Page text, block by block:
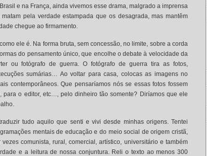
e na França, ainda vivemos esse drama, malgrado a imprensa
pela verdade estampada que os desagrada, mas mantêm
chegue ao firmamento.
ele é. Na forma bruta, sem concessão, no limite, sobre a corda
do pensamento único, que encolhe o debate à velocidade da
ou fotógrafo de guerra. O fotógrafo de guerra tira as fotos,
sumárias… Ao voltar para casa, colocas as imagens no
contemporâneos. Que pensaríamos nós se essas fotos fossem
para o editor, etc…, pelo dinheiro tão somente? Diríamos que ele
tudo aquilo que senti e vivi desde minhas origens. Tentei
mentais de educação e do meio social de origem cristã,
comunista, rural, comercial, artístico, universitário e também
e a leitura de nossa conjuntura. Reli o texto ao menos 300